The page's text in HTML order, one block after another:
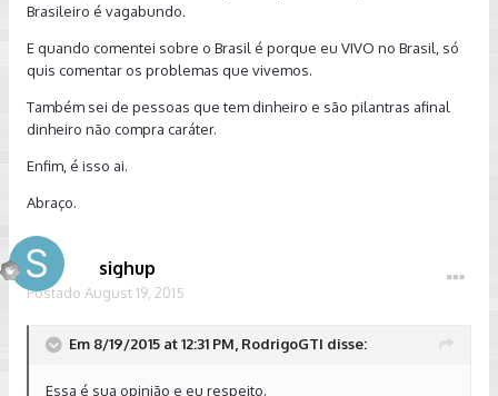
Brasileiro é vagabundo.
E quando comentei sobre o Brasil é porque eu VIVO no Brasil, só
quis comentar os problemas que vivemos.
Também sei de pessoas que tem dinheiro e são pilantras afinal
dinheiro não compra caráter.
Enfim, é isso ai.
Abraço.
sighup
Postado August 19, 2015
Em 8/19/2015 at 12:31 PM, RodrigoGTI disse:
Essa é sua opinião e eu respeito.